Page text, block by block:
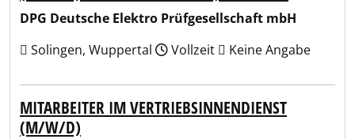
DPG Deutsche Elektro Prüfgesellschaft mbH
Solingen, Wuppertal
Vollzeit Keine Angabe
MITARBEITER IM VERTRIEBSINNENDIENST
(M/W/D)